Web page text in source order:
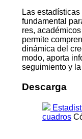
Las
fundamental
res,
permite
dinámica del
modo, aporta
segui­miento y
Descarga
cuadros